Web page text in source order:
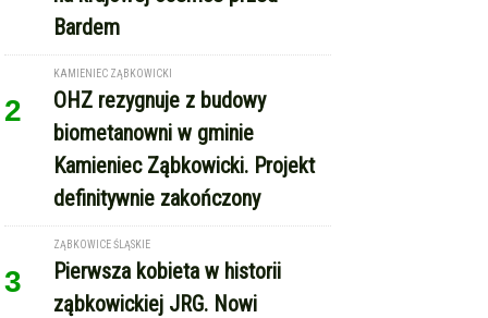
Bardem
2
KAMIENIEC ZĄBKOWICKI
OHZ rezygnuje z budowy
biometanowni w gminie
Kamieniec Ząbkowicki. Projekt
definitywnie zakończony
3
ZĄBKOWICE ŚLĄSKIE
Pierwsza kobieta w historii
ząbkowickiej JRG. Nowi